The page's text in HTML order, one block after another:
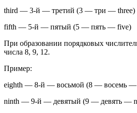
third — 3-й — третий (3 — три — three)
fifth — 5-й — пятый (5 — пять — five)
При образовании порядковых
числа 8, 9, 12.
Пример:
eighth — 8-й — восьмой (8 — восемь —
ninth — 9-й — девятый (9 — девять —